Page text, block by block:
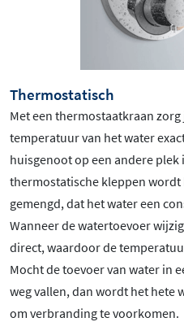
Thermostatisch
Met een thermostaatkraan
temperatuur van het water
huisgenoot op een andere plek
thermostatische kleppen wordt
gemengd, dat het water een
Wanneer de watertoevoer
direct, waardoor de
Mocht de toevoer van water in
weg vallen, dan wordt het hete
om verbranding te voorkomen.